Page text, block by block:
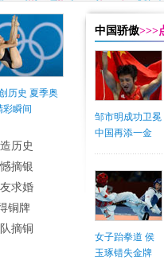
历史 夏季奥
彩瞬间
历史
摘银
求婚
铜牌
摘铜
中国骄傲>>>
邹市明成功卫冕
中国再添一金
女子跆拳道 侯
玉琢错失金牌